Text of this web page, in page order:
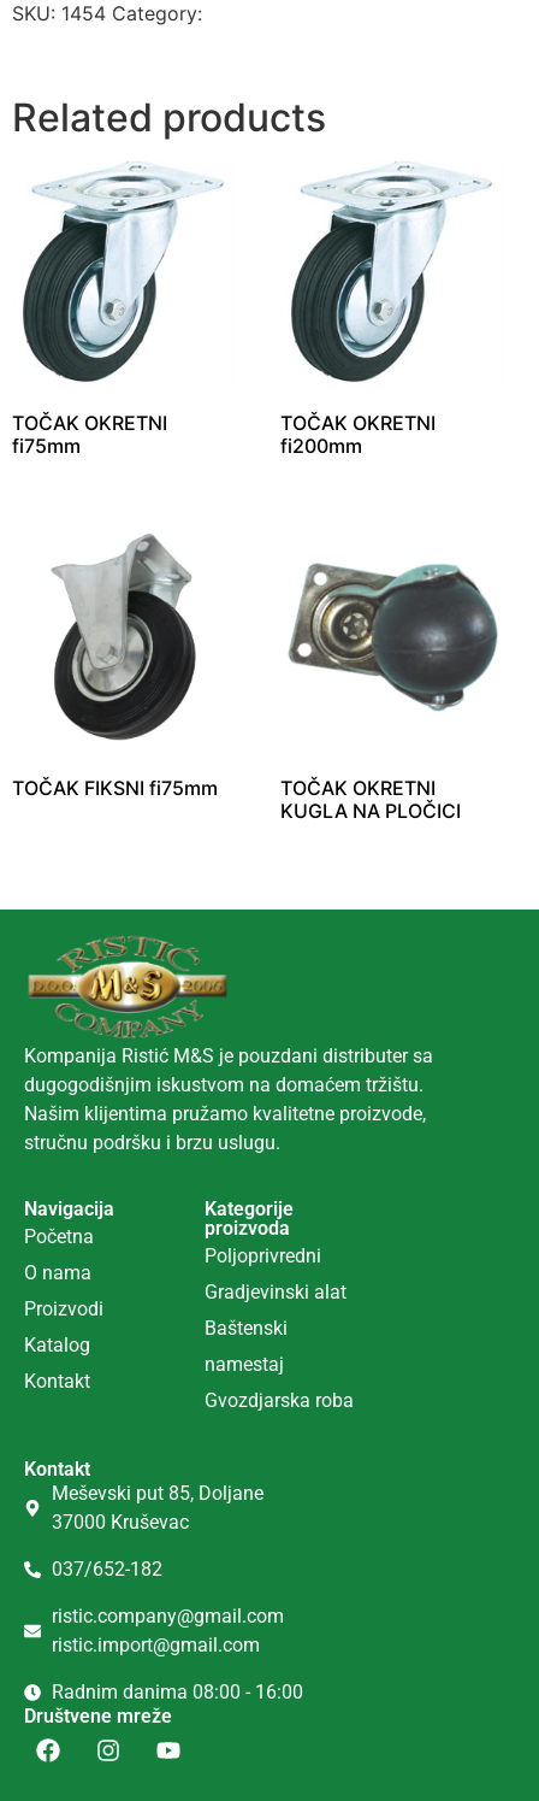
SKU: 1454 Category:
Related products
TOČAK OKRETNI
fi75mm
TOČAK OKRETNI
fi200mm
TOČAK FIKSNI fi75mm
TOČAK OKRETNI
KUGLA NA PLOČICI
Kompanija Ristić M&S je pouzdani distributer sa
dugogodišnjim iskustvom na domaćem tržištu.
Našim klijentima pružamo kvalitetne proizvode,
stručnu podršku i brzu uslugu.
Navigacija
Početna
O nama
Proizvodi
Katalog
Kontakt
Kategorije
proizvoda
Poljoprivredni
Gradjevinski alat
Baštenski
namestaj
Gvozdjarska roba
Kontakt
Meševski put 85, Doljane
37000 Kruševac
037/652-182
ristic.company@gmail.com
ristic.import@gmail.com
Radnim danima 08:00 - 16:00
Društvene mreže